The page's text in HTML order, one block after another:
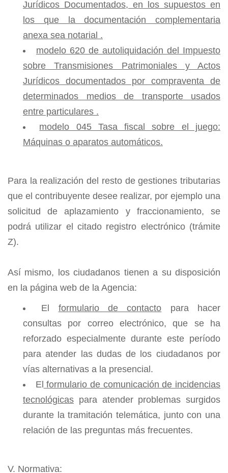
Jurídicos Documentados, en los supuestos en
los que la documentación complementaria
anexa sea notarial .
modelo 620 de autoliquidación del Impuesto
sobre Transmisiones Patrimoniales y Actos
Jurídicos documentados por compraventa de
determinados medios de transporte usados
entre particulares .
modelo 045 Tasa fiscal sobre el juego:
Máquinas o aparatos automáticos.
Para la realización del resto de gestiones tributarias
que el contribuyente desee realizar, por ejemplo una
solicitud de aplazamiento y fraccionamiento, se
podrá utilizar el citado registro electrónico (trámite
Z).
Así mismo, los ciudadanos tienen a su disposición
en la página web de la Agencia:
El formulario de contacto para hacer
consultas por correo electrónico, que se ha
reforzado especialmente durante este período
para atender las dudas de los ciudadanos por
vías alternativas a la presencial.
El formulario de comunicación de incidencias
tecnológicas para atender problemas surgidos
durante la tramitación telemática, junto con una
relación de las preguntas más frecuentes.
V. Normativa: